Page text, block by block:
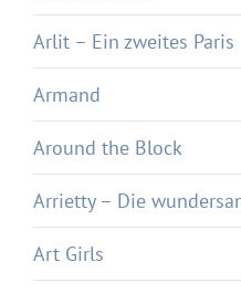
Arlit – Ein zweites Paris
Armand
Around the Block
Arrietty – Die
Art Girls